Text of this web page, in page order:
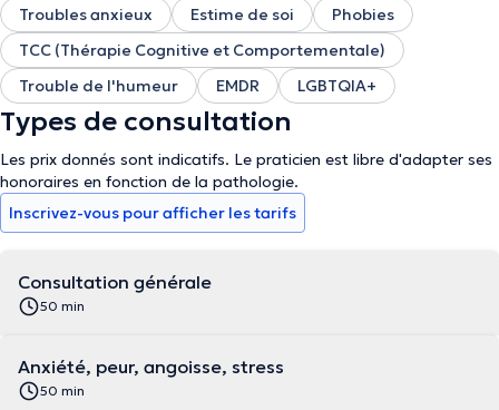
Troubles anxieux Estime de soi
Phobies
TCC (Thérapie Cognitive et Comportementale)
Trouble de l'humeur
EMDR LGBTQIA+
Types de consultation
Les prix donnés sont indicatifs. Le praticien est libre d'adapter ses
honoraires en fonction de la pathologie.
Inscrivez-vous pour afficher les tarifs
Consultation générale
50 min
Anxiété, peur, angoisse, stress
50 min